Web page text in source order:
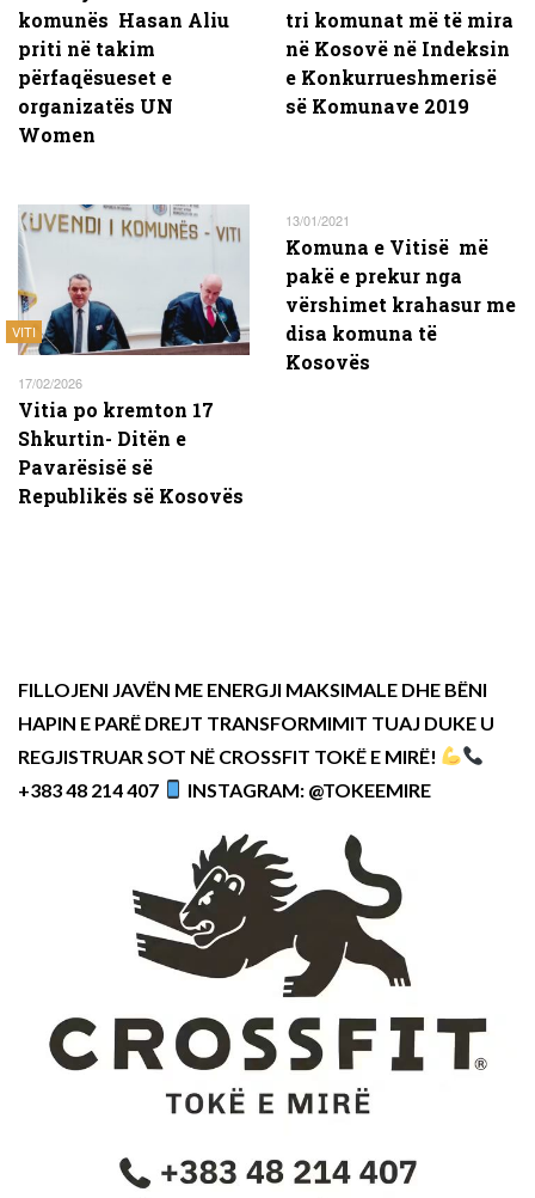
komunës Hasan Aliu
priti në takim
përfaqësueset e
organizatës UN
Women
tri komunat më të mira
në Kosovë në Indeksin
e Konkurrueshmerisë
së Komunave 2019
VITI
17/02/2026
Vitia po kremton 17
Shkurtin- Ditën e
Pavarësisë së
Republikës së Kosovës
13/01/2021
Komuna e Vitisë më
pakë e prekur nga
vërshimet krahasur me
disa komuna të
Kosovës
FILLOJENI JAVËN ME ENERGJI MAKSIMALE DHE BËNI
HAPIN E PARË DREJT TRANSFORMIMIT TUAJ DUKE U
REGJISTRUAR SOT NË CROSSFIT TOKË E MIRË!
+383 48 214 407
INSTAGRAM: @TOKEEMIRE